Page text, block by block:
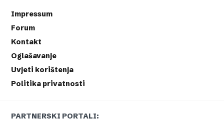
Impressum
Forum
Kontakt
Oglašavanje
Uvjeti korištenja
Politika privatnosti
PARTNERSKI PORTALI: